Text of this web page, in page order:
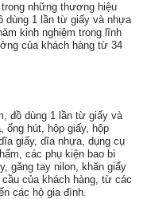
những thương hiệu
dùng 1 lần từ giấy và nhựa
kinh nghiệm trong lĩnh
của khách hàng từ 34
đồ dùng 1 lần từ giấy và
hút, hộp giấy, hộp
giấy, dĩa nhựa, dụng cụ
các phụ kiện bao bì
găng tay nilon, khăn giấy
của khách hàng, từ các
các hộ gia đình.